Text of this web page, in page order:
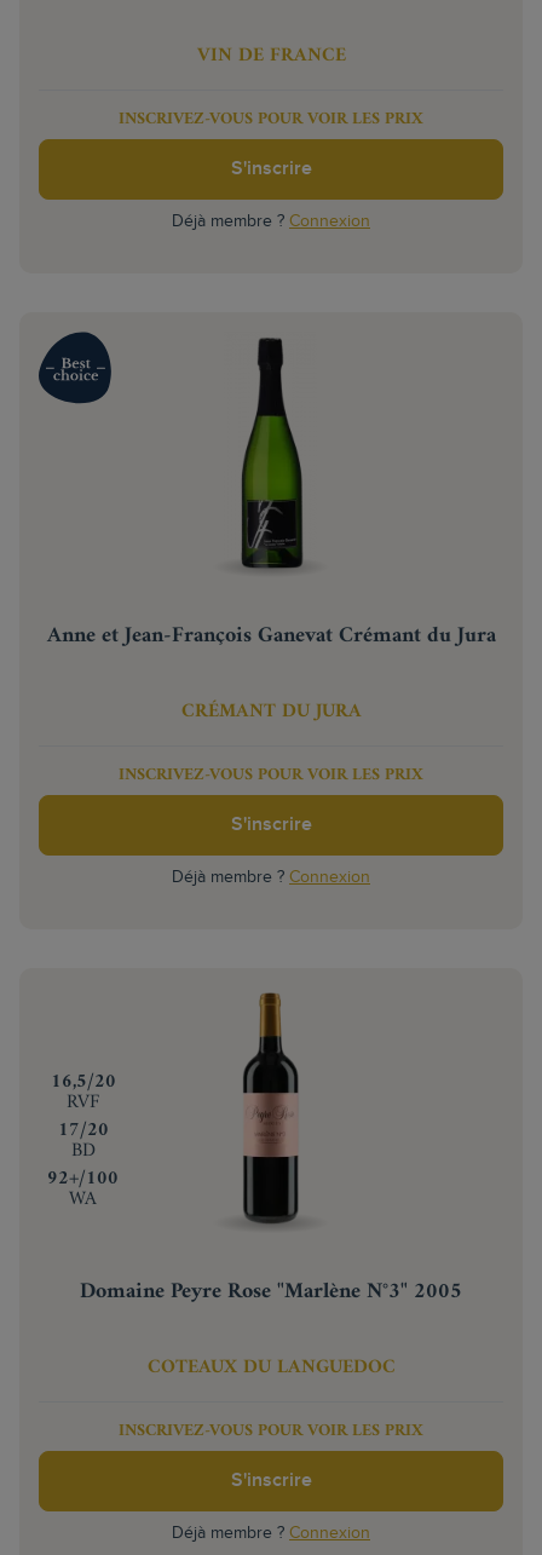
VIN DE FRANCE
INSCRIVEZ-VOUS POUR VOIR LES PRIX
S'inscrire
Déjà membre ? Connexion
Anne et Jean-François Ganevat Crémant du Jura
CRÉMANT DU JURA
INSCRIVEZ-VOUS POUR VOIR LES PRIX
S'inscrire
Déjà membre ? Connexion
‍16,5/20
RVF
‍17/20
BD
‍92+/100
WA
Domaine Peyre Rose "Marlène N°3" 2005
COTEAUX DU LANGUEDOC
INSCRIVEZ-VOUS POUR VOIR LES PRIX
S'inscrire
Déjà membre ? Connexion